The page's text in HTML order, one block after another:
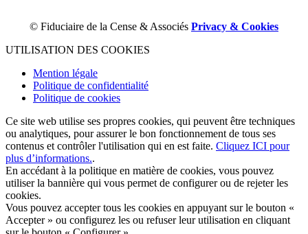
© Fiduciaire de la Cense & Associés Privacy & Cookies
UTILISATION DES COOKIES
Mention légale
Politique de confidentialité
Politique de cookies
Ce site web utilise ses propres cookies, qui peuvent être techniques
ou analytiques, pour assurer le bon fonctionnement de tous ses
contenus et contrôler l'utilisation qui en est faite. Cliquez ICI pour
plus d’informations..
En accédant à la politique en matière de cookies, vous pouvez
utiliser la bannière qui vous permet de configurer ou de rejeter les
cookies.
Vous pouvez accepter tous les cookies en appuyant sur le bouton «
Accepter » ou configurez les ou refuser leur utilisation en cliquant